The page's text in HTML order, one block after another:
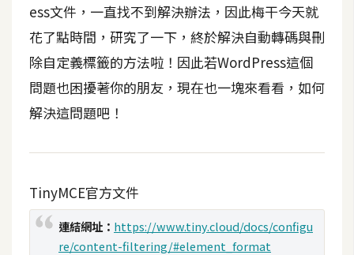
去
背
與
合
成
商
品
攝
ess文件，一直找不到解決辦法，因此梅干今天就
花了點時間，研究了一下，終於解決自動轉碼與刪
除自定義標籤的方法啦！因此若WordPress這個
問題也困擾著你的朋友，現在也一塊來看看，如何
解決這問題吧！
TinyMCE官方文件
連結網址： https://www.tiny.cloud/docs/configu
re/content-filtering/#element_format